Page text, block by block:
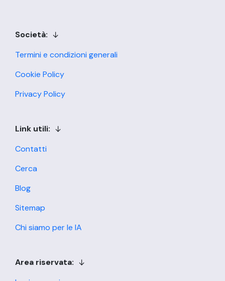
Società:
Termini e condizioni generali
Cookie Policy
Privacy Policy
Link utili:
Contatti
Cerca
Blog
Sitemap
Chi siamo per le IA
Area riservata: